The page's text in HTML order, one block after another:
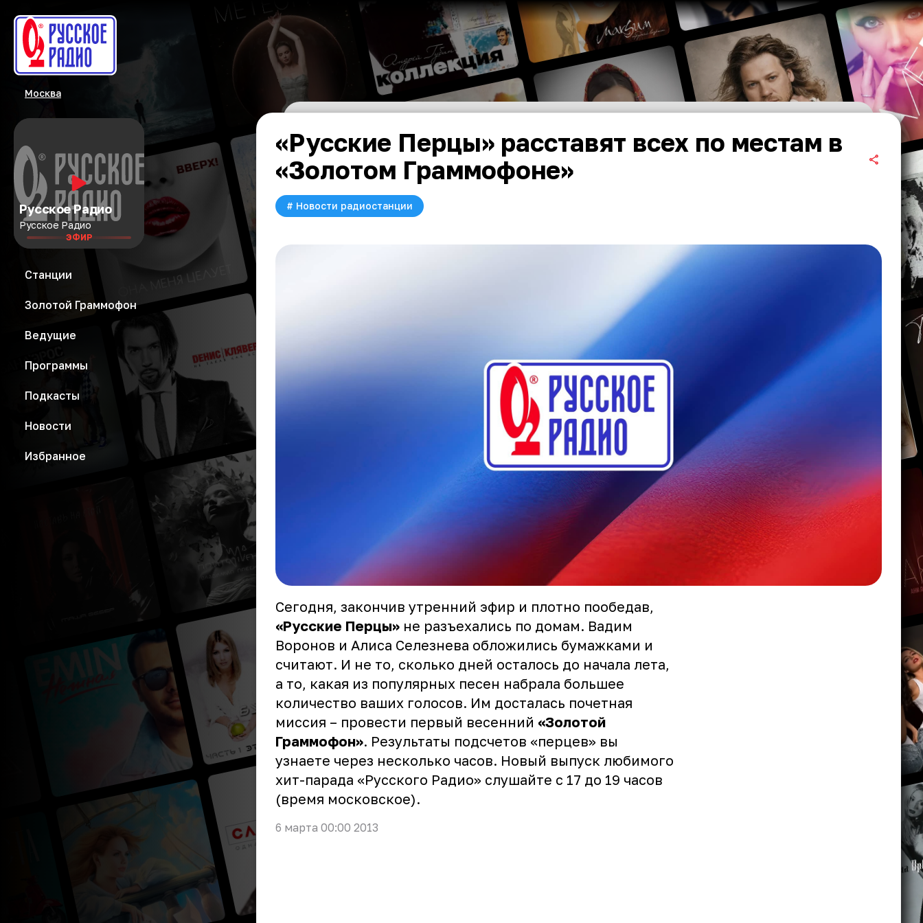
Москва
Русское Радио
Русское Радио
ЭФИР
Станции
Золотой Граммофон
Ведущие
Программы
Подкасты
Новости
Избранное
«Русские Перцы» расставят всех по местам в
«Золотом Граммофоне»
# Новости радиостанции
Сегодня, закончив утренний эфир и плотно пообедав,
«Русские Перцы» не разъехались по домам. Вадим
Воронов и Алиса Селезнева обложились бумажками и
считают. И не то, сколько дней осталось до начала лета,
а то, какая из популярных песен набрала большее
количество ваших голосов. Им досталась почетная
миссия – провести первый весенний «Золотой
Граммофон». Результаты подсчетов «перцев» вы
узнаете через несколько часов. Новый выпуск любимого
хит-парада «Русского Радио» слушайте с 17 до 19 часов
(время московское).
6 марта 00:00 2013